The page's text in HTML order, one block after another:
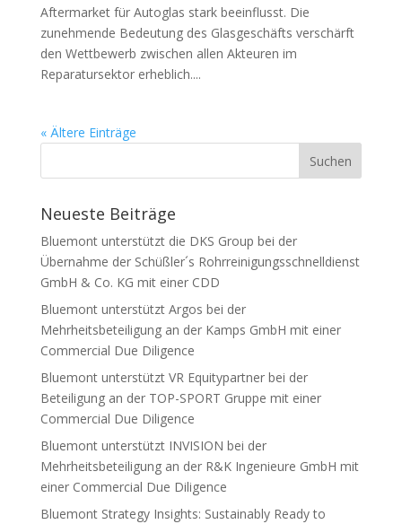
Aftermarket für Autoglas stark beeinflusst. Die
zunehmende Bedeutung des Glasgeschäfts verschärft
den Wettbewerb zwischen allen Akteuren im
Reparatursektor erheblich....
« Ältere Einträge
Neueste Beiträge
Bluemont unterstützt die DKS Group bei der
Übernahme der Schüßler´s Rohrreinigungsschnelldienst
GmbH & Co. KG mit einer CDD
Bluemont unterstützt Argos bei der
Mehrheitsbeteiligung an der Kamps GmbH mit einer
Commercial Due Diligence
Bluemont unterstützt VR Equitypartner bei der
Beteiligung an der TOP-SPORT Gruppe mit einer
Commercial Due Diligence
Bluemont unterstützt INVISION bei der
Mehrheitsbeteiligung an der R&K Ingenieure GmbH mit
einer Commercial Due Diligence
Bluemont Strategy Insights: Sustainably Ready to